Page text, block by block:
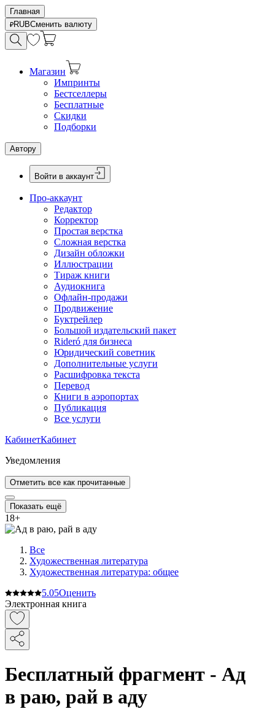
Главная
RUBСменить валюту
Магазин
Импринты
Бестселлеры
Бесплатные
Скидки
Подборки
Автору
Войти в аккаунт
Про-аккаунт
Редактор
Корректор
Простая верстка
Сложная верстка
Дизайн обложки
Иллюстрации
Тираж книги
Аудиокнига
Офлайн-продажи
Продвижение
Буктрейлер
Большой издательский пакет
Rideró для бизнеса
Юридический советник
Дополнительные услуги
Расшифровка текста
Перевод
Книги в аэропортах
Публикация
Все услуги
КабинетКабинет
Уведомления
Отметить все как прочитанные
Показать ещё
18+
Все
Художественная литература
Художественная литература: общее
5.05Оценить
Электронная книга
Бесплатный фрагмент - Ад
в раю, рай в аду